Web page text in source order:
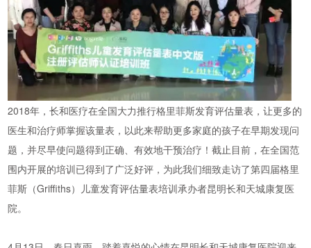
2018年，长和医疗在全国大力推行格里菲斯发育评估量表，让更多的
医生和治疗师掌握该量表，以此来帮助更多家庭的孩子在早期发现问
题，并尽早使问题得到正确、有效地干预治疗！截止目前，在全国范
围内开展的培训已得到了广泛好评，为此我们细致走访了第四届格里
菲斯（Griffiths）儿童发育评估量表培训承办者昆明长和天城康复医
院。